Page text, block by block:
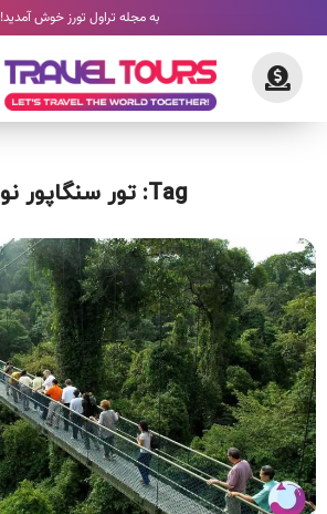
به مجله تراول تورز خوش آمدید!
Tag: تور سنگاپور نوروز